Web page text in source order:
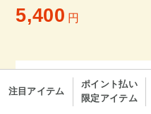
注目アイテム
ポイント払い
限定アイテム
5,400 円